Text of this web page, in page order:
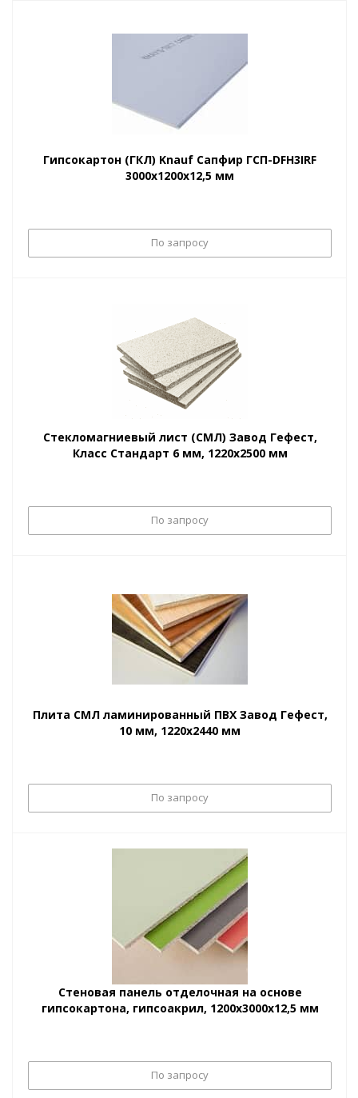
Гипсокартон (ГКЛ) Knauf Сапфир ГСП-DFH3IRF
3000х1200х12,5 мм
По запросу
Стекломагниевый лист (СМЛ) Завод Гефест,
Класс Стандарт 6 мм, 1220х2500 мм
По запросу
Плита СМЛ ламинированный ПВХ Завод Гефест,
10 мм, 1220х2440 мм
По запросу
Стеновая панель отделочная на основе
гипсокартона, гипсоакрил, 1200х3000х12,5 мм
По запросу